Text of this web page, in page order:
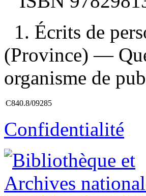
1. Écrits de
(Province) —
organisme de
C840.8/09285
Confidentialité